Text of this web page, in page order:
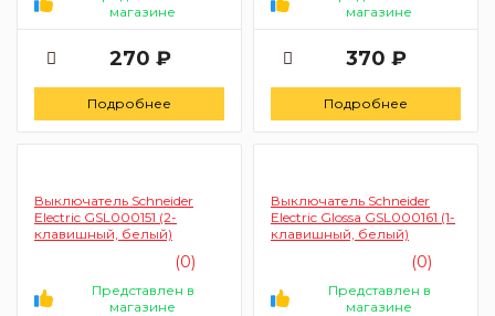
магазине
270 ₽
Подробнее
магазине
370 ₽
Подробнее
Выключатель Schneider
Electric GSL000151 (2-
клавишный, белый)
(0)
Представлен в
магазине
Выключатель Schneider
Electric Glossa GSL000161 (1-
клавишный, белый)
(0)
Представлен в
магазине